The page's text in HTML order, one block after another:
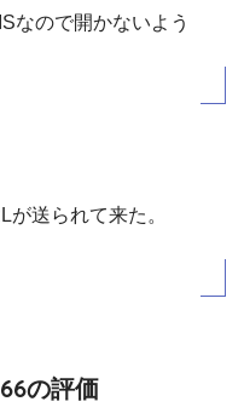
なので開かないよう
が送られて来た。
の評価